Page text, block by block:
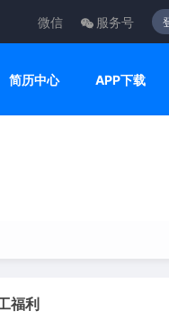
微信 服务号
简历中心 APP下载
福利